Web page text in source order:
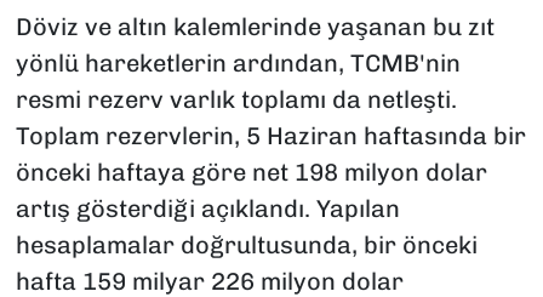
Döviz ve altın kalemlerinde yaşanan bu zıt
yönlü hareketlerin ardından, TCMB'nin
resmi rezerv varlık toplamı da netleşti.
Toplam rezervlerin, 5 Haziran haftasında bir
önceki haftaya göre net 198 milyon dolar
artış gösterdiği açıklandı. Yapılan
hesaplamalar doğrultusunda, bir önceki
hafta 159 milyar 226 milyon dolar